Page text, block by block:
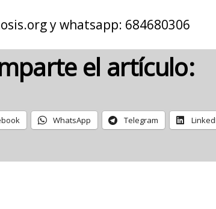
y whatsapp: 684680306
el artículo:
WhatsApp Telegram